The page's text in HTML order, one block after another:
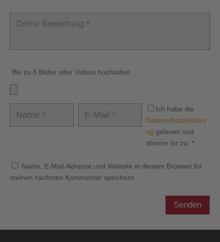
Bis zu 5 Bilder oder Videos hochladen
Ich habe die
Datenschutzerkläru
ng gelesen und
stimme ihr zu.
*
Name, E-Mail-Adresse und Website in diesem Browser für
meinen nächsten Kommentar speichern.
Senden